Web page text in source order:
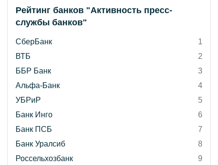
Рейтинг банков "Активность пресс-
службы банков"
СберБанк
1
ВТБ
2
ББР Банк
3
Альфа-Банк
4
УБРиР
5
Банк Инго
6
Банк ПСБ
7
Банк Уралсиб
8
Россельхозбанк
9